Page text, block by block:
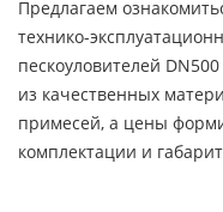
Предлагаем
технико-
пескоуловителей
из качественных
примесей, а цены
комплектации и